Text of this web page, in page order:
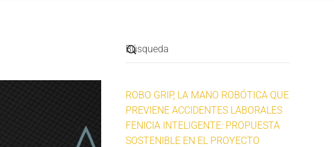
ROBO GRIP, LA MANO ROBÓTICA QUE
PREVIENE ACCIDENTES LABORALES
FENICIA INTELIGENTE: PROPUESTA
SOSTENIBLE EN EL PROYECTO